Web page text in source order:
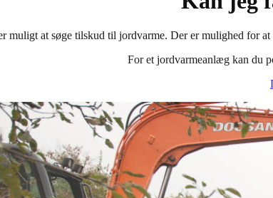
muligt at søge tilskud til jordvarme. Der er mulighed for
For et jordvarmeanlæg kan du